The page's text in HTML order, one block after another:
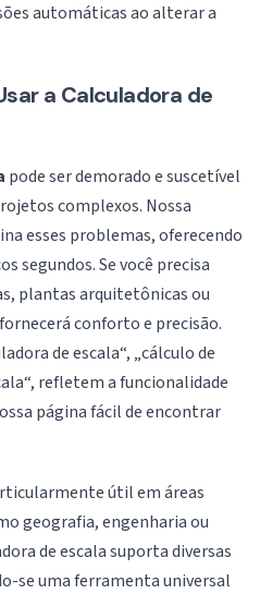
automáticas ao alterar a
a Calculadora de
pode ser demorado e suscetível
complexos. Nossa
esses problemas, oferecendo
segundos. Se você precisa
plantas arquitetônicas ou
conforto e precisão.
de escala“, „cálculo de
refletem a funcionalidade
página fácil de encontrar
útil em áreas
geografia, engenharia ou
de escala suporta diversas
se uma ferramenta universal